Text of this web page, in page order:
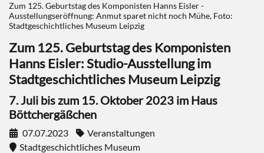
Zum 125. Geburtstag des Komponisten Hanns Eisler -
Ausstellungseröffnung: Anmut sparet nicht noch Mühe, Foto:
Stadtgeschichtliches Museum Leipzig
Zum 125. Geburtstag des Komponisten
Hanns Eisler: Studio-Ausstellung im
Stadtgeschichtliches Museum Leipzig
7. Juli bis zum 15. Oktober 2023 im Haus
Böttchergäßchen
07.07.2023
Veranstaltungen
Stadtgeschichtliches Museum